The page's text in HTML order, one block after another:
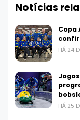
Notícias
Copa
HÁ 24
HÁ 25